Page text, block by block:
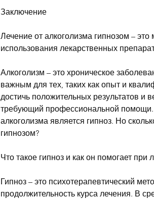
Заключение
Лечение от алкоголизма гипнозом – это
использования лекарственных
Алкоголизм – это хроническое
важным для тех, таких как опыт и
достичь положительных результатов и
требующий профессиональной
алкоголизма является гипноз. Но
гипнозом?
Что такое гипноз и как он помогает при
Гипноз – это психотерапевтический
продолжительность курса лечения. В